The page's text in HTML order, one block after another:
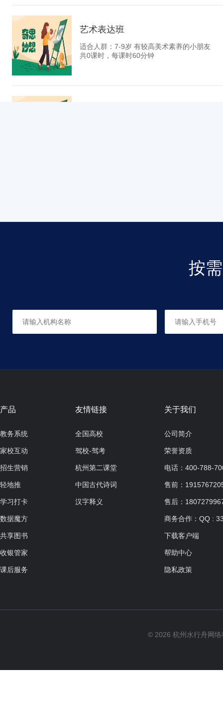
艺术表达班
适合人群：7-9岁 有较高美术素养的小朋友
共0课时，每课时60分钟
适合人群：所有
按
产品
教务系统
家校互动
招生营销
轻地推
学习打卡
数据魔方
共享图书
收银管家
课后服务
友情链接
全国高校
驾校-驾考
杭州第二课堂
中国古代诗词
汉字释义
关于我们
公司简介
荣誉资质
电话：400-788-
售前：
售后：
商务合作：QQ :
下载客户端
帮助中心
隐私政策
© 2026 杭州水行舟网